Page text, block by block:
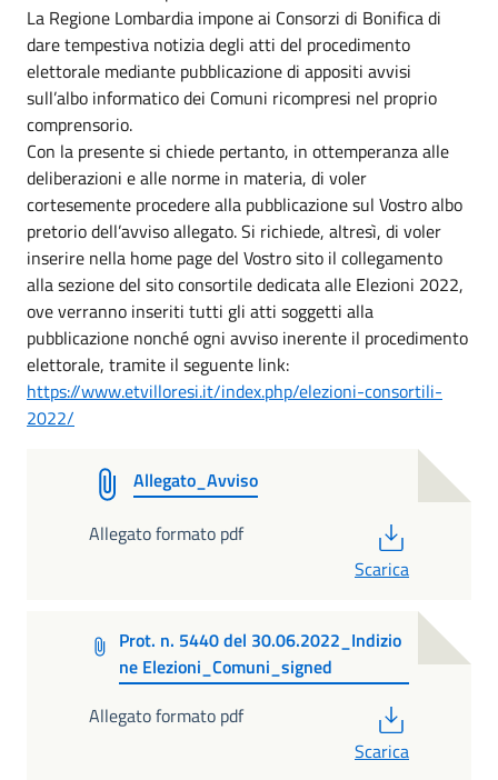
La Regione Lombardia impone ai Consorzi di Bonifica di
dare tempestiva notizia degli atti del procedimento
elettorale mediante pubblicazione di appositi avvisi
sull’albo informatico dei Comuni ricompresi nel proprio
comprensorio.
Con la presente si chiede pertanto, in ottemperanza alle
deliberazioni e alle norme in materia, di voler
cortesemente procedere alla pubblicazione sul Vostro albo
pretorio dell’avviso allegato. Si richiede, altresì, di voler
inserire nella home page del Vostro sito il collegamento
alla sezione del sito consortile dedicata alle Elezioni 2022,
ove verranno inseriti tutti gli atti soggetti alla
pubblicazione nonché ogni avviso inerente il procedimento
elettorale, tramite il seguente link:
https://www.etvilloresi.it/index.php/elezioni-consortili-
2022/
Allegato_Avviso
Allegato formato pdf
Scarica
Prot. n. 5440 del 30.06.2022_Indizio
ne Elezioni_Comuni_signed
Allegato formato pdf
Scarica